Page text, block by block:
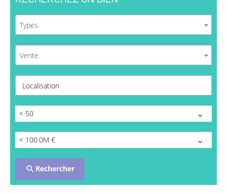
Types
Vente
Localisation
< 50
< 100.0M €
Rechercher